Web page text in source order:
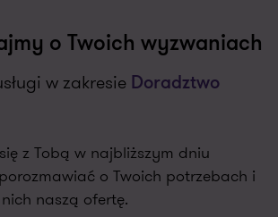
o Twoich wyzwaniach
w zakresie Doradztwo
z Tobą w najbliższym dniu
o Twoich potrzebach i
naszą ofertę.